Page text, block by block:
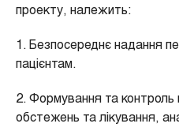
проекту, належить:
1. Безпосереднє надання
пацієнтам.
2. Формування та контроль
обстежень та лікування,